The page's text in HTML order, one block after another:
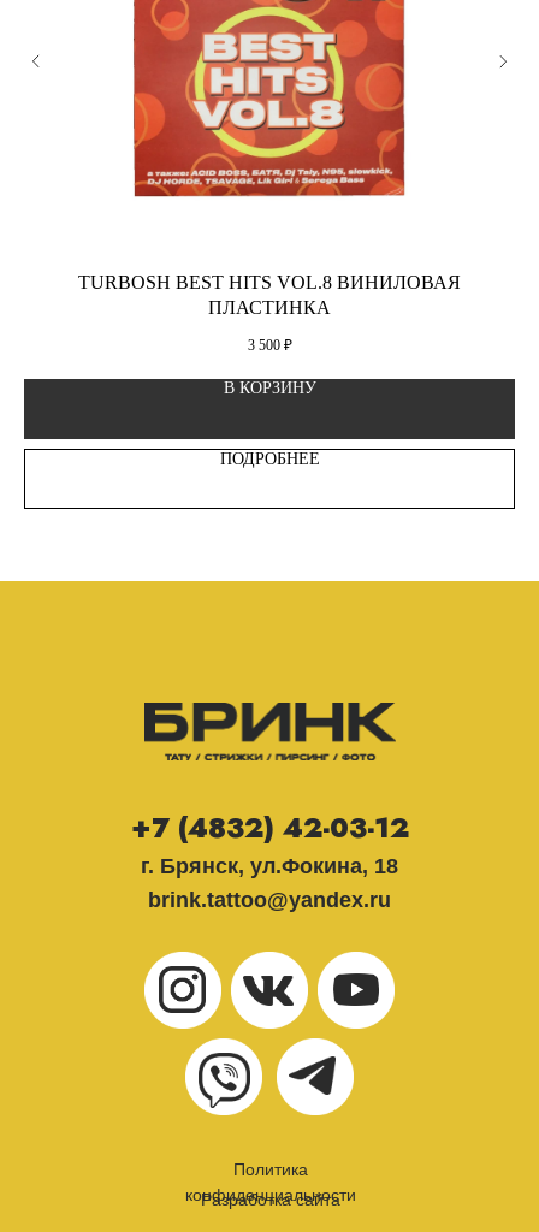
TURBOSH BEST HITS VOL.8 ВИНИЛОВАЯ
ПЛАСТИНКА
3 500 ₽
В КОРЗИНУ
ПОДРОБНЕЕ
г. Брянск, ул.Фокина, 18
brink.tattoo@yandex.ru
+7 (4832) 42-03-12
Политика
конфиденциальности
Разработка сайта